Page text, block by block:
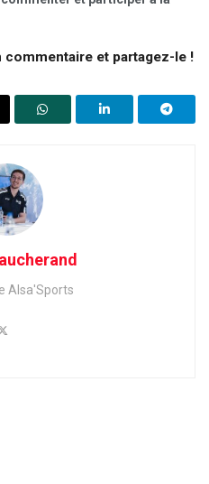
commentaire et partagez-le !
Alsa'Sports